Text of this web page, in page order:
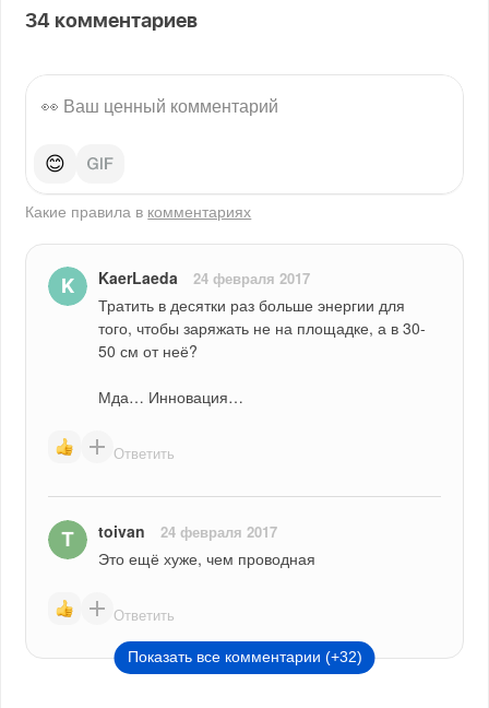
34 комментариев
😊
Какие правила в комментариях
KaerLaeda 24 февраля 2017
Тратить в десятки раз больше энергии для
того, чтобы заряжать не на площадке, а в 30-
50 см от неё?
Мда… Инновация…
Ответить
toivan 24 февраля 2017
Это ещё хуже, чем проводная
Ответить
Показать все комментарии (+32)